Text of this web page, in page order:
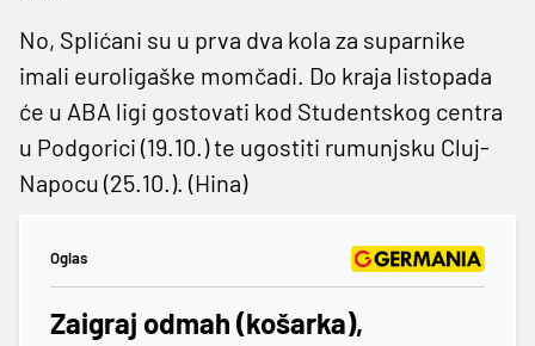
No, Splićani su u prva dva kola za suparnike
imali euroligaške momčadi. Do kraja listopada
će u ABA ligi gostovati kod Studentskog centra
u Podgorici (19.10.) te ugostiti rumunjsku Cluj-
Napocu (25.10.). (Hina)
Oglas
Zaigraj odmah (košarka),